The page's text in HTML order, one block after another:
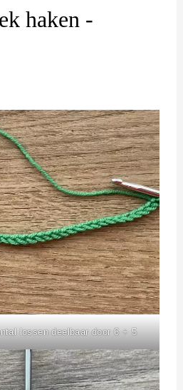
haken -
lossen deelbaar door 6 + 5